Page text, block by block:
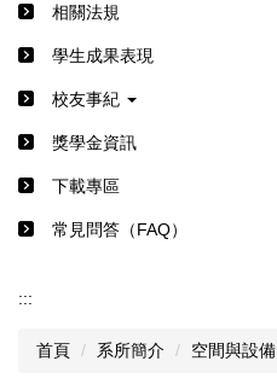
相關法規
學生成果表現
校友事紀
獎學金資訊
下載專區
常見問答（FAQ）
:::
首頁 系所簡介 空間與設備